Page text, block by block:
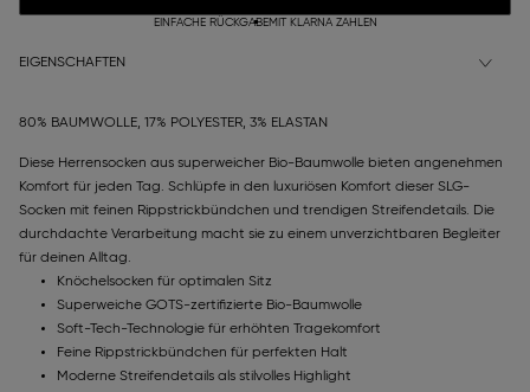
EINFACHE RÜCKGABEMIT KLARNA ZAHLEN
EIGENSCHAFTEN
80% BAUMWOLLE, 17% POLYESTER, 3% ELASTAN
Diese Herrensocken aus superweicher Bio-Baumwolle bieten angenehmen
Komfort für jeden Tag. Schlüpfe in den luxuriösen Komfort dieser SLG-
Socken mit feinen Rippstrickbündchen und trendigen Streifendetails. Die
durchdachte Verarbeitung macht sie zu einem unverzichtbaren Begleiter
für deinen Alltag.
Knöchelsocken für optimalen Sitz
Superweiche GOTS-zertifizierte Bio-Baumwolle
Soft-Tech-Technologie für erhöhten Tragekomfort
Feine Rippstrickbündchen für perfekten Halt
Moderne Streifendetails als stilvolles Highlight